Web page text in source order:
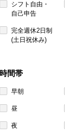
シフト自由・
自己申告
完全週休2日制
(土日祝休み)
時間帯
早朝
昼
夜